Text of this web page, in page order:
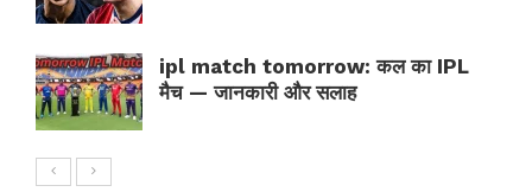
ipl match tomorrow: कल का IPL
मैच — जानकारी और सलाह